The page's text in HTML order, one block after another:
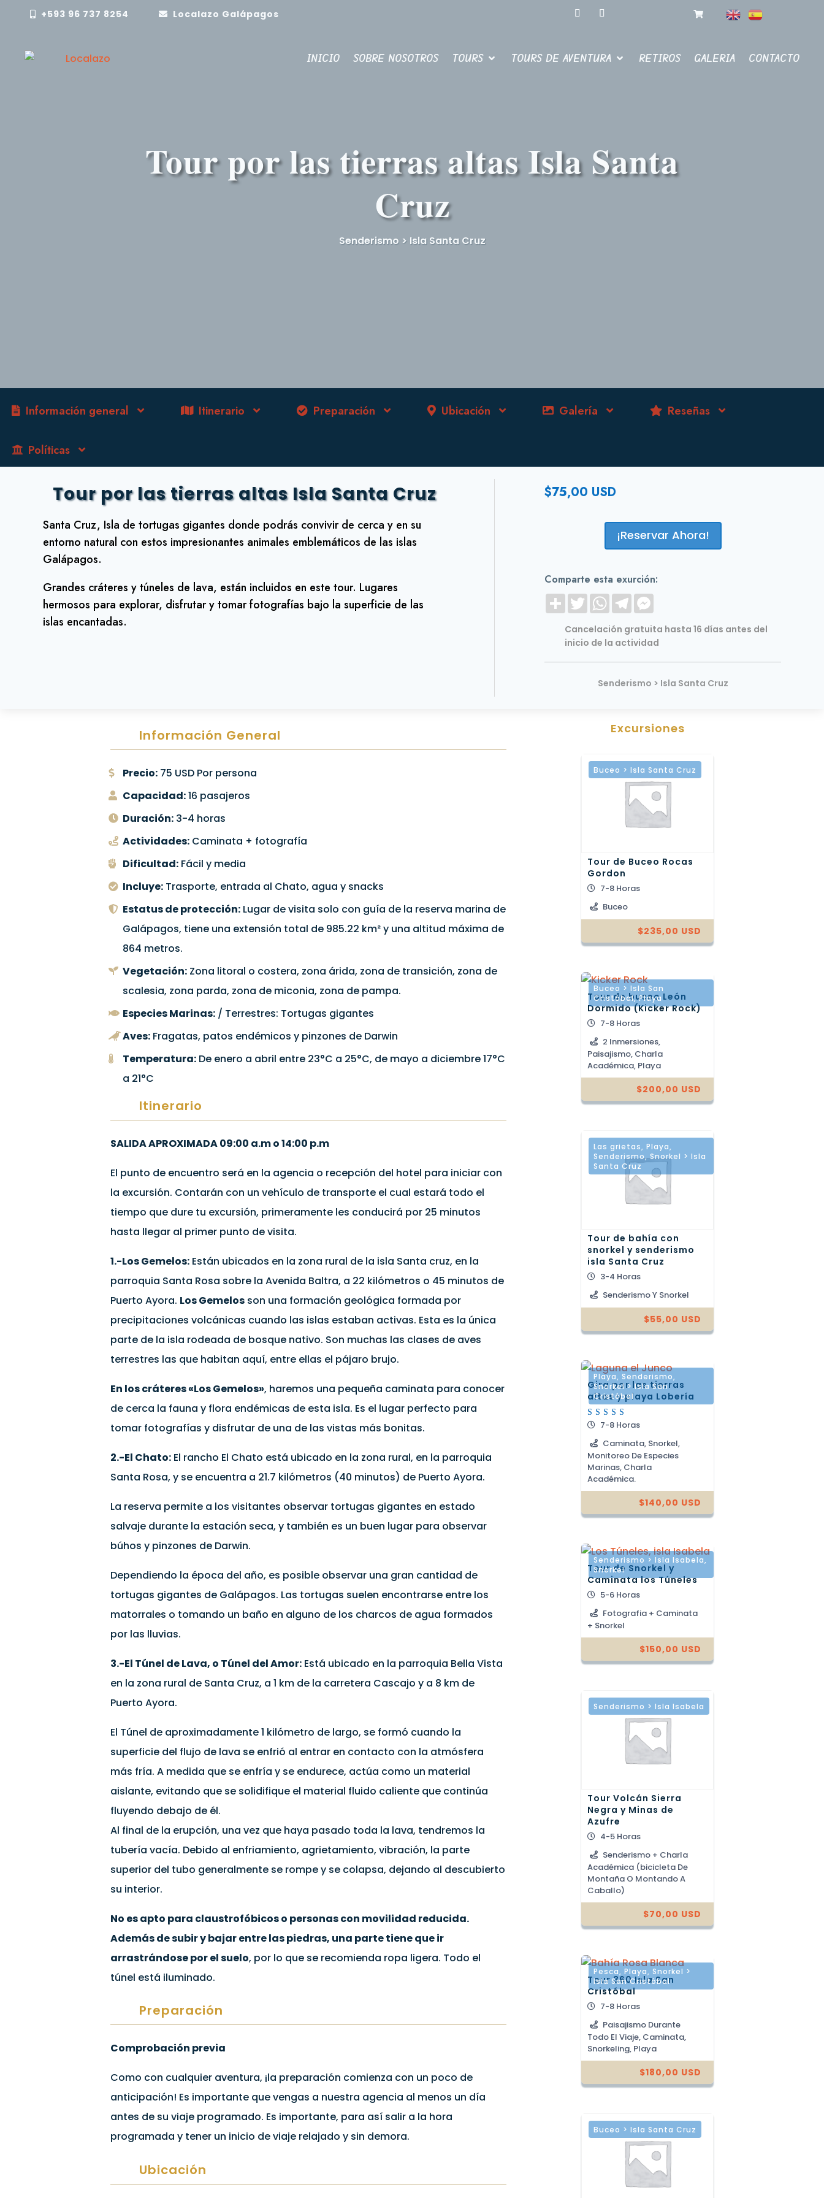
+593 96 737 8254 Localazo Galápagos
INICIO SOBRE NOSOTROS TOURS TOURS DE AVENTURA RETIROS GALERIA CONTACTO
Tour por las tierras altas Isla Santa
Cruz
Senderismo > Isla Santa Cruz
Información general Itinerario Preparación Ubicación Galería Reseñas
Políticas
Tour por las tierras altas Isla Santa Cruz
Santa Cruz, Isla de tortugas gigantes donde podrás convivir de cerca y en su
entorno natural con estos impresionantes animales emblemáticos de las islas
Galápagos.
Grandes cráteres y túneles de lava, están incluidos en este tour. Lugares
hermosos para explorar, disfrutar y tomar fotografías bajo la superficie de las
islas encantadas.
$75,00 USD
¡Reservar Ahora!
Comparte esta exurción:
S
h
a
r
e
T
w
t
t
e
W
h
a
t
s
A
p
T
e
e
g
r
m
s
e
n
e
Cancelación gratuita hasta 16 días antes del
inicio de la actividad
Senderismo > Isla Santa Cruz
Información General
Precio: 75 USD Por persona
Capacidad:16 pasajeros
Duración: 3-4 horas
Actividades: Caminata + fotografía
Dificultad: Fácil y media
Incluye: Trasporte, entrada al Chato, agua y snacks
Estatus de protección: Lugar de visita solo con guía de la reserva marina de
Galápagos, tiene una extensión total de 985.22 km² y una altitud máxima de
864 metros.
Vegetación: Zona litoral o costera, zona árida, zona de transición, zona de
scalesia, zona parda, zona de miconia, zona de pampa.
Especies Marinas: / Terrestres: Tortugas gigantes
Aves: Fragatas, patos endémicos y pinzones de Darwin
Temperatura: De enero a abril entre 23°C a 25°C, de mayo a diciembre 17°C
a 21°C
Itinerario
SALIDA APROXIMADA 09:00 a.m o 14:00 p.m
El punto de encuentro será en la agencia o recepción del hotel para iniciar con
la excursión. Contarán con un vehículo de transporte el cual estará todo el
tiempo que dure tu excursión, primeramente les conducirá por 25 minutos
hasta llegar al primer punto de visita.
1.-Los Gemelos: Están ubicados en la zona rural de la isla Santa cruz, en la
parroquia Santa Rosa sobre la Avenida Baltra, a 22 kilómetros o 45 minutos de
Puerto Ayora. Los Gemelos son una formación geológica formada por
precipitaciones volcánicas cuando las islas estaban activas. Esta es la única
parte de la isla rodeada de bosque nativo. Son muchas las clases de aves
terrestres las que habitan aquí, entre ellas el pájaro brujo.
En los cráteres «Los Gemelos», haremos una pequeña caminata para conocer
de cerca la fauna y flora endémicas de esta isla. Es el lugar perfecto para
tomar fotografías y disfrutar de una de las vistas más bonitas.
2.-El Chato: El rancho El Chato está ubicado en la zona rural, en la parroquia
Santa Rosa, y se encuentra a 21.7 kilómetros (40 minutos) de Puerto Ayora.
La reserva permite a los visitantes observar tortugas gigantes en estado
salvaje durante la estación seca, y también es un buen lugar para observar
búhos y pinzones de Darwin.
Dependiendo la época del año, es posible observar una gran cantidad de
tortugas gigantes de Galápagos. Las tortugas suelen encontrarse entre los
matorrales o tomando un baño en alguno de los charcos de agua formados
por las lluvias.
3.-El Túnel de Lava, o Túnel del Amor: Está ubicado en la parroquia Bella Vista
en la zona rural de Santa Cruz, a 1 km de la carretera Cascajo y a 8 km de
Puerto Ayora.
El Túnel de aproximadamente 1 kilómetro de largo, se formó cuando la
superficie del flujo de lava se enfrió al entrar en contacto con la atmósfera
más fría. A medida que se enfría y se endurece, actúa como un material
aislante, evitando que se solidifique el material fluido caliente que continúa
fluyendo debajo de él.
Al final de la erupción, una vez que haya pasado toda la lava, tendremos la
tubería vacía. Debido al enfriamiento, agrietamiento, vibración, la parte
superior del tubo generalmente se rompe y se colapsa, dejando al descubierto
su interior.
No es apto para claustrofóbicos o personas con movilidad reducida.
Además de subir y bajar entre las piedras, una parte tiene que ir
arrastrándose por el suelo, por lo que se recomienda ropa ligera. Todo el
túnel está iluminado.
Preparación
Comprobación previa
Como con cualquier aventura, ¡la preparación comienza con un poco de
anticipación! Es importante que vengas a nuestra agencia al menos un día
antes de su viaje programado. Es importante, para así salir a la hora
programada y tener un inicio de viaje relajado y sin demora.
Ubicación
Excursiones
Buceo > Isla Santa Cruz
Tour de Buceo Rocas
Gordon
7-8 Horas
Buceo
$235,00 USD
Buceo > Isla San
Cristóbal,Playa
Tour de buceo León
Dormido (Kicker Rock)
7-8 Horas
2 Inmersiones,
Paisajismo, Charla
Académica, Playa
$200,00 USD
Las grietas,Playa,
Senderismo,Snorkel > Isla
Santa Cruz
Tour de bahía con
snorkel y senderismo
isla Santa Cruz
3-4 Horas
Senderismo Y Snorkel
$55,00 USD
Playa,Senderismo,
Snorkel > Isla San
Cristóbal
Gira por las tierras
altas y playa Lobería
Valorado
5.00
de 5
7-8 Horas
Caminata, Snorkel,
Monitoreo De Especies
Marinas, Charla
Académica.
$140,00 USD
Senderismo > Isla Isabela,
Snorkel
Tour de Snorkel y
Caminata los Túneles
5-6 Horas
Fotografia + Caminata
+ Snorkel
$150,00 USD
Senderismo > Isla Isabela
Tour Volcán Sierra
Negra y Minas de
Azufre
4-5 Horas
Senderismo + Charla
Académica (bicicleta De
Montaña O Montando A
Caballo)
$70,00 USD
Pesca,Playa,Snorkel >
Isla San Cristóbal
Tour 360 Isla San
Cristóbal
7-8 Horas
Paisajismo Durante
Todo El Viaje, Caminata,
Snorkeling, Playa
$180,00 USD
Buceo > Isla Santa Cruz